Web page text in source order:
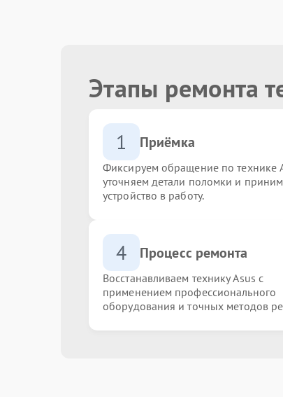
Этапы ремонта
1 Приёмка
Фиксируем обращение по технике
уточняем детали поломки и
устройство в работу.
4 Процесс ремонта
Восстанавливаем технику Asus с
применением профессионального
оборудования и точных методов